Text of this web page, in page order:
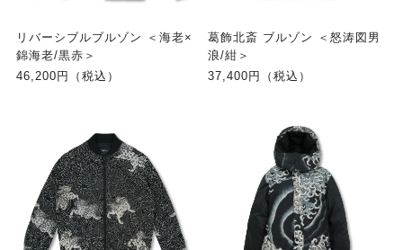
リバーシブルブルゾン ＜海老×
錦海老/黒赤＞
46,200円（税込）
葛飾北斎 ブルゾン ＜怒涛図男
浪/紺＞
37,400円（税込）